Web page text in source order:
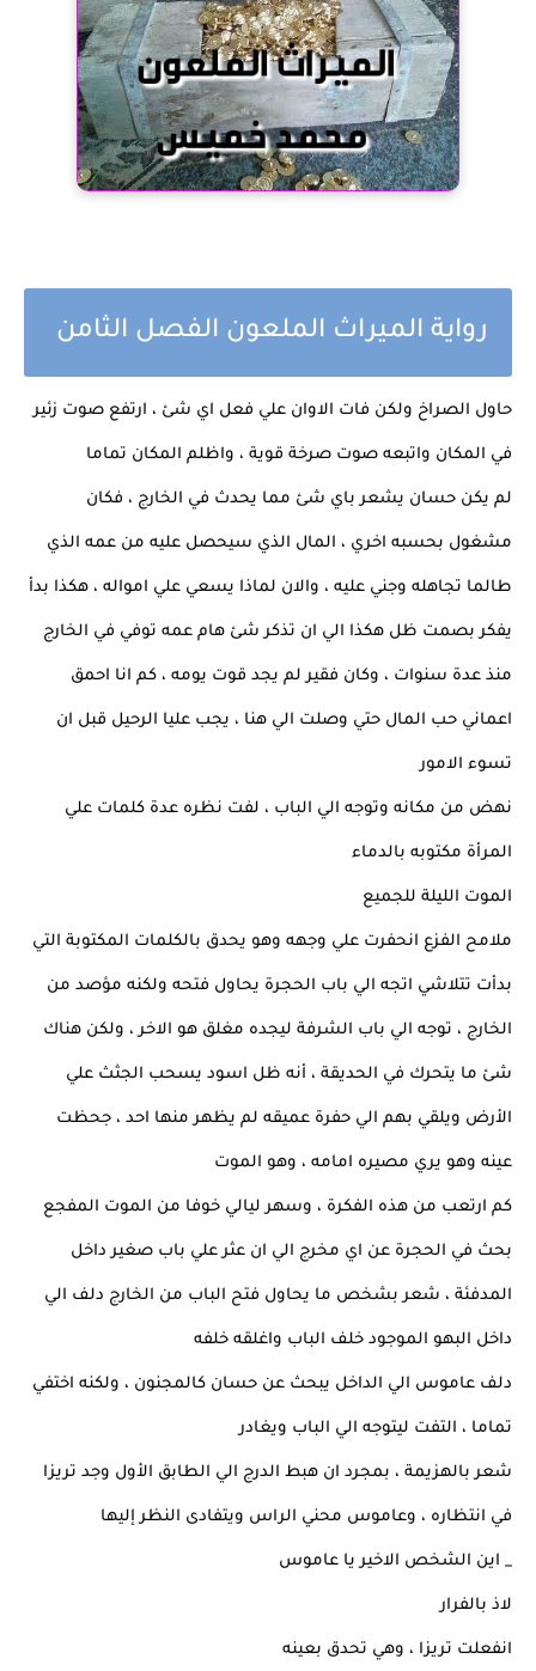
رواية الميراث الملعون الفصل الثامن
حاول الصراخ ولكن فات الاوان علي فعل اي شئ ، ارتفع صوت زئير
في المكان واتبعه صوت صرخة قوية ، واظلم المكان تماما
لم يكن حسان يشعر باي شئ مما يحدث في الخارج ، فكان
مشغول بحسبه اخري ، المال الذي سيحصل عليه من عمه الذي
طالما تجاهله وجني عليه ، والان لماذا يسعي علي امواله ، هكذا بدأ
يفكر بصمت ظل هكذا الي ان تذكر شئ هام عمه توفي في الخارج
منذ عدة سنوات ، وكان فقير لم يجد قوت يومه ، كم انا احمق
اعماني حب المال حتي وصلت الي هنا ، يجب عليا الرحيل قبل ان
تسوء الامور
نهض من مكانه وتوجه الي الباب ، لفت نظره عدة كلمات علي
المرأة مكتوبه بالدماء
الموت الليلة للجميع
ملامح الفزع انحفرت علي وجهه وهو يحدق بالكلمات المكتوبة التي
بدأت تتلاشي اتجه الي باب الحجرة يحاول فتحه ولكنه مؤصد من
الخارج ، توجه الي باب الشرفة ليجده مغلق هو الاخر ، ولكن هناك
شئ ما يتحرك في الحديقة ، أنه ظل اسود يسحب الجثث علي
الأرض ويلقي بهم الي حفرة عميقه لم يظهر منها احد ، جحظت
عينه وهو يري مصيره امامه ، وهو الموت
كم ارتعب من هذه الفكرة ، وسهر ليالي خوفا من الموت المفجع
بحث في الحجرة عن اي مخرج الي ان عثر علي باب صغير داخل
المدفئة ، شعر بشخص ما يحاول فتح الباب من الخارج دلف الي
داخل البهو الموجود خلف الباب واغلقه خلفه
دلف عاموس الي الداخل يبحث عن حسان كالمجنون ، ولكنه اختفي
تماما ، التفت ليتوجه الي الباب ويغادر
شعر بالهزيمة ، بمجرد ان هبط الدرج الي الطابق الأول وجد تريزا
في انتظاره ، وعاموس محني الراس ويتفادى النظر إليها
_ اين الشخص الاخير يا عاموس
لاذ بالفرار
انفعلت تريزا ، وهي تحدق بعينه